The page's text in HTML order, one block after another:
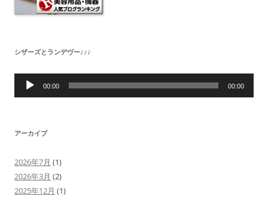
シザーズとランデヴー♪♪♪
音
00:00 00:00
アーカイブ
2026年7月 (1)
2026年3月 (2)
2025年12月 (1)